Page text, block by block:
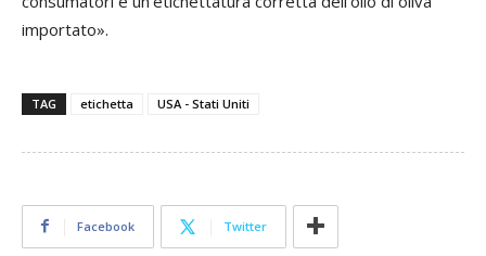
importato».
TAG etichetta USA - Stati Uniti
Facebook Twitter